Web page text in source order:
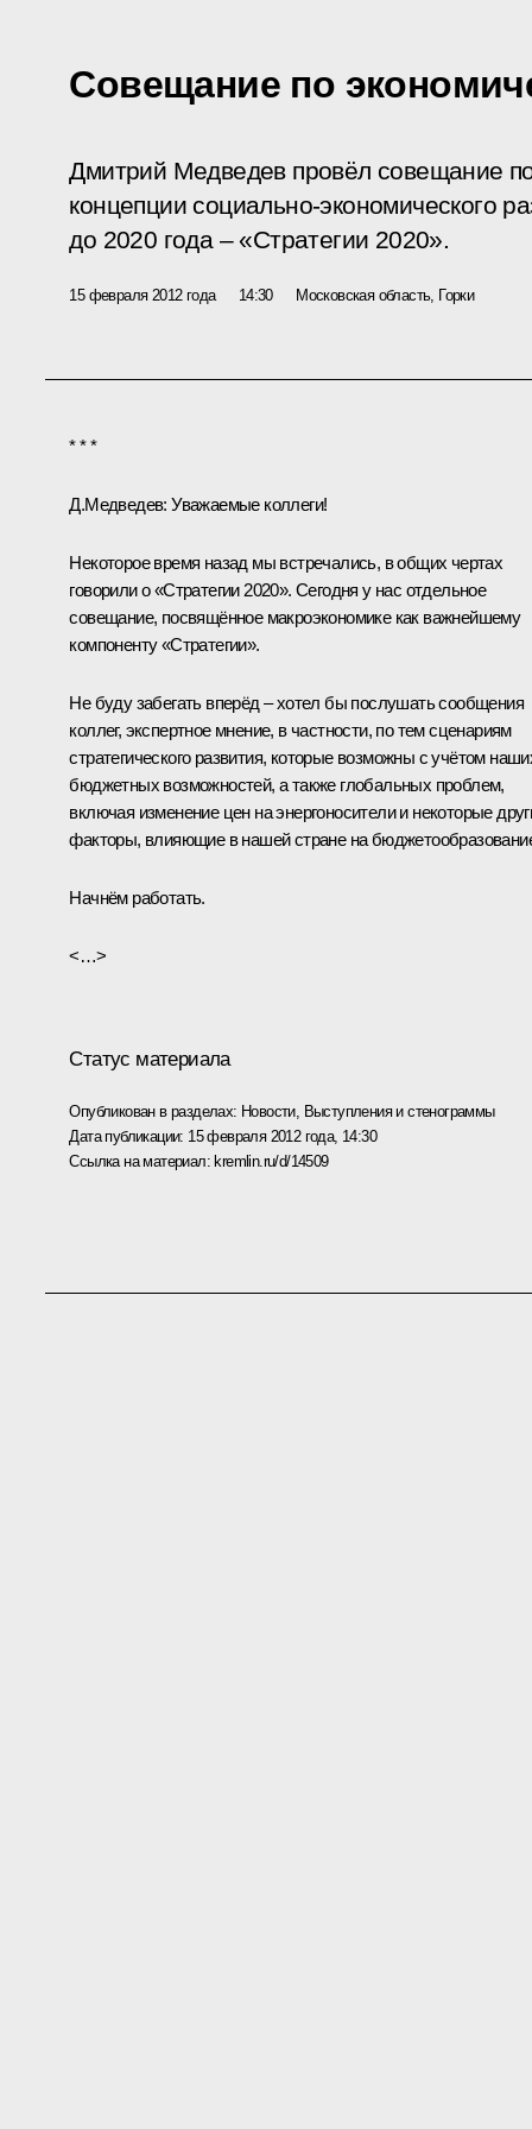
Совещание по
Дмитрий Медведев провёл совещание
концепции социально-экономического
до 2020 года – «Стратегии 2020».
15 февраля 2012 года 14:30 Московская область, Горки
* * *
Д.Медведев: Уважаемые коллеги!
Некоторое время назад мы встречались, в общих чертах
говорилио «Стратегии 2020». Сегодня у нас отдельное
совещание, посвящённое макроэкономике как важнейшему
компоненту «Стратегии».
Не буду забегать вперёд – хотел бы послушать сообщения
коллег, экспертное мнение, в частности, по тем сценариям
стратегического развития, которые возможны с учётом
бюджетных возможностей, а также глобальных проблем,
включая изменение цен на энергоносители и некоторые
факторы, влияющие в нашей стране на
Начнём работать.
<…>
Статус материала
Опубликован в разделах: Новости, Выступления и стенограммы
Дата публикации: 15 февраля 2012 года, 14:30
Ссылка на материал: kremlin.ru/d/14509